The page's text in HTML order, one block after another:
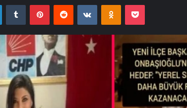
LinkedInTumblr PinterestReddit VKontakteOdnoklassniki
Pocket